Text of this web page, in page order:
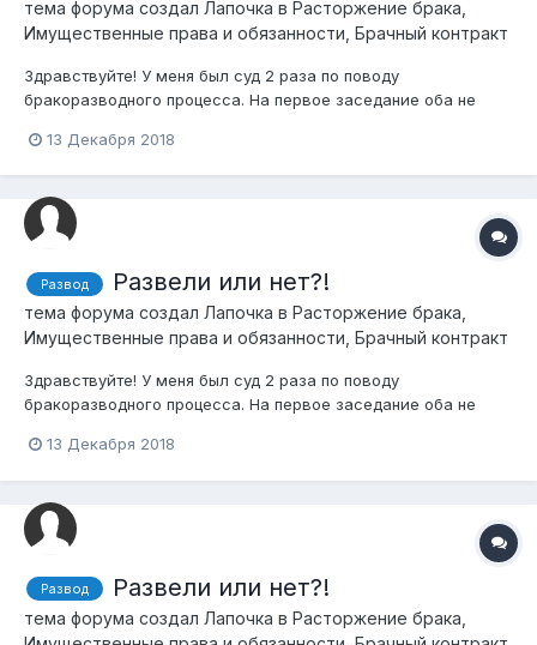
тема форума создал Лапочка в Расторжение брака,
Имущественные права и обязанности, Брачный контракт
Здравствуйте! У меня был суд 2 раза по поводу
бракоразводного процесса. На первое заседание оба не
не общаемся). Вопрос такой, если он не был и на 2
заседании , развели ли нас? Или же должно обязательно
быть 3 заседание ? Кстати, судья на 1 су...
13 Декабря 2018
Развод Развели или нет?!
тема форума создал Лапочка в Расторжение брака,
Имущественные права и обязанности, Брачный контракт
Здравствуйте! У меня был суд 2 раза по поводу
бракоразводного процесса. На первое заседание оба не
не общаемся). Вопрос такой, если он не был и на 2
заседании , развели ли нас? Или же должно обязательно
быть 3 заседание ? Кстати, судья на 1 су...
13 Декабря 2018
Развод Развели или нет?!
тема форума создал Лапочка в Расторжение брака,